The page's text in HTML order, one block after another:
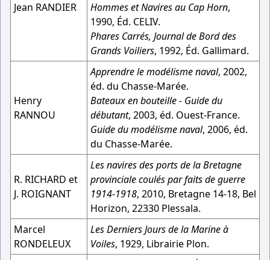
Jean RANDIER
Hommes et Navires au Cap Horn,
1990, Éd. CELIV.
Phares Carrés, Journal de Bord des
Grands Voiliers, 1992, Éd. Gallimard.
Henry
RANNOU
Apprendre le modélisme naval, 2002,
éd. du Chasse-Marée.
Bateaux en bouteille - Guide du
débutant, 2003, éd. Ouest-France.
Guide du modélisme naval, 2006, éd.
du Chasse-Marée.
R. RICHARD et
J. ROIGNANT
Les navires des ports de la Bretagne
provinciale coulés par faits de guerre
1914-1918, 2010, Bretagne 14-18, Bel
Horizon, 22330 Plessala.
Marcel
RONDELEUX
Les Derniers Jours de la Marine à
Voiles, 1929, Librairie Plon.